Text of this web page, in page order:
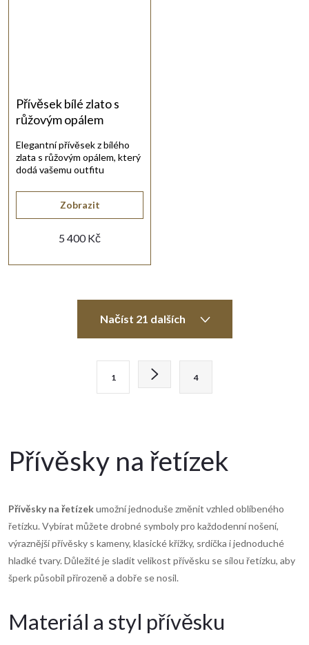
Přívěsek bílé zlato s
růžovým opálem
5 400 Kč
Zobrazit
Elegantní přívěsek z bílého
zlata s růžovým opálem, který
dodá vašemu outfitu
a
c
í
p
r
v
k
Načíst 21 dalších
k
v
á
n
í
1 4
Přívěsky na řetízek
Přívěsky na řetízekumožní jednoduše změnit vzhled oblíbeného
řetízku. Vybírat můžete drobné symboly pro každodenní nošení,
výraznější přívěsky s kameny, klasické křížky, srdíčka i jednoduché
hladké tvary. Důležité je sladit velikost přívěsku se sílou řetízku, aby
šperk působil přirozeně a dobře se nosil.
Materiál a styl přívěsku